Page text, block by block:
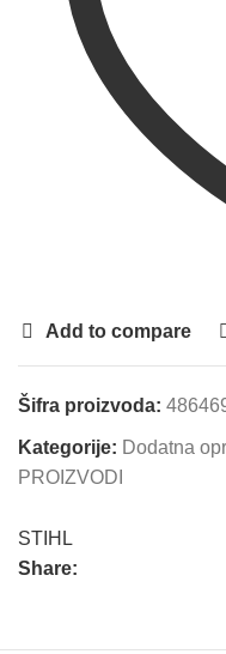
Add to compare
Šifra proizvoda:
Kategorije: Dodatna
PROIZVODI
STIHL
Share: